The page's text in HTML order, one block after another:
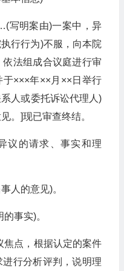
写明案由)一案中，异
行行为)不服，向本院
法组成合议庭进行审
×××年××月××日举行
人或委托诉讼代理人)
。]现已审查终结。
议的请求、事实和理
人的意见)。
事实)。
点，根据认定的案件
行分析评判，说明理